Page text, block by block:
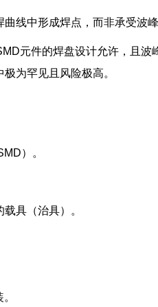
线中形成焊点，而非承受波
元件的焊盘设计允许，且
为罕见且风险极高。
）。
具（治具）。